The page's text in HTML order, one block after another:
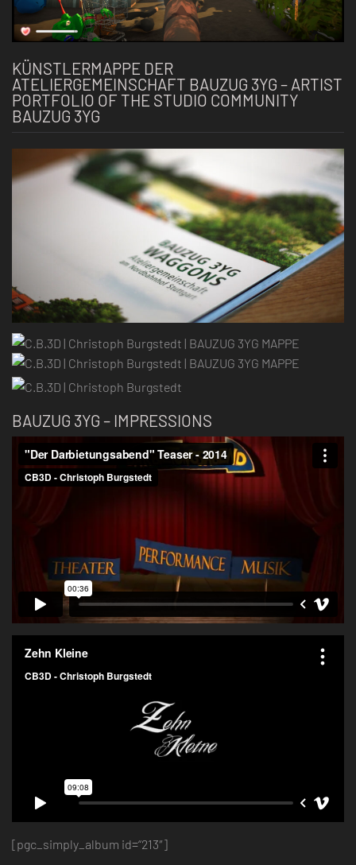
KÜNSTLERMAPPE DER
ATELIERGEMEINSCHAFT BAUZUG 3YG – ARTIST
PORTFOLIO OF THE STUDIO COMMUNITY
BAUZUG 3YG
BAUZUG 3YG – IMPRESSIONS
[pgc_simply_album id=“213″]